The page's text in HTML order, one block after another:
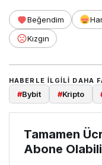
Beğendim
Kızgın
HABERLE ILGILI DAHA
#Bybit #Kripto
Tamamen
Abone